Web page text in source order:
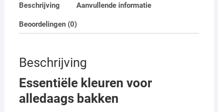
Beschrijving Aanvullende informatie
Beoordelingen (0)
Beschrijving
Essentiële kleuren voor
alledaags bakken